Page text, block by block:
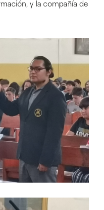
y la compañía de